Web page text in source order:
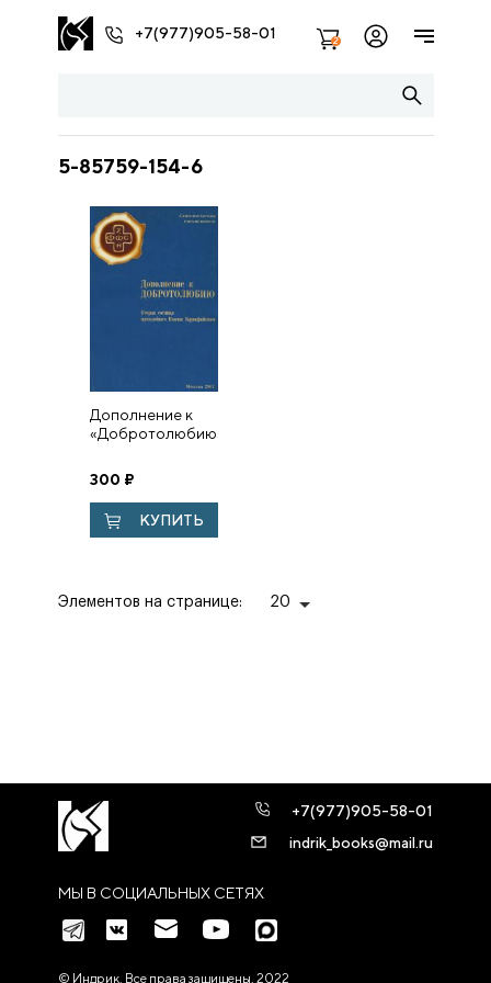
+7(977)905-58-01 2
5-85759-154-6
Дополнение к
«Добротолюбию».
св. Иоанна
Карпафийского
300 ₽
КУПИТЬ
Элементов на странице: 20
МЫ В СОЦИАЛЬНЫХ СЕТЯХ
+7(977)905-58-01
indrik_books@mail.ru
© Индрик. Все права защищены, 2022